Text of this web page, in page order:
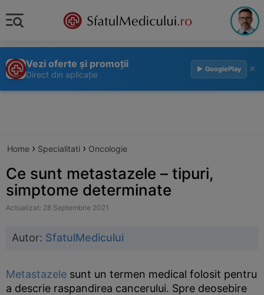
Vezi oferte și promoții
Direct din aplicație
▶ GooglePlay ×
Home › Specialitati › Oncologie
Ce sunt metastazele – tipuri,
simptome determinate
Actualizat: 28 Septembrie 2021
Autor: SfatulMedicului
Metastazele sunt un termen medical folosit pentru
a descrie raspandirea cancerului. Spre deosebire